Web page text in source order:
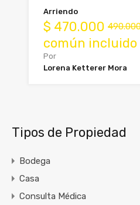
Arriendo
$ 470.000
común incluido
Por
Lorena Ketterer Mora
Tipos de Propiedad
Bodega
Casa
Consulta Médica